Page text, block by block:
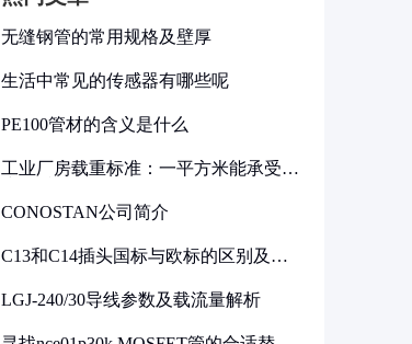
无缝钢管的常用规格及壁厚
生活中常见的传感器有哪些呢
PE100管材的含义是什么
工业厂房载重标准：一平方米能承受多
CONOSTAN公司简介
C13和C14插头国标与欧标的区别及其
LGJ-240/30导线参数及载流量解析